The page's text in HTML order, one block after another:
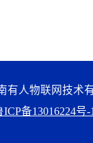
有人物联网技术
ICP备13016224号-